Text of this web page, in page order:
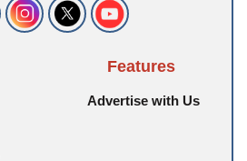
Features
Advertise with Us